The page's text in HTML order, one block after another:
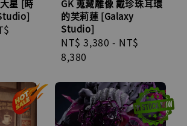
星 [時
GK 蒐藏雕像 戴珍珠耳環
的芙莉蓮 [Galaxy
Studio]
Regular
price
NT$ 3,380 - NT$
8,380